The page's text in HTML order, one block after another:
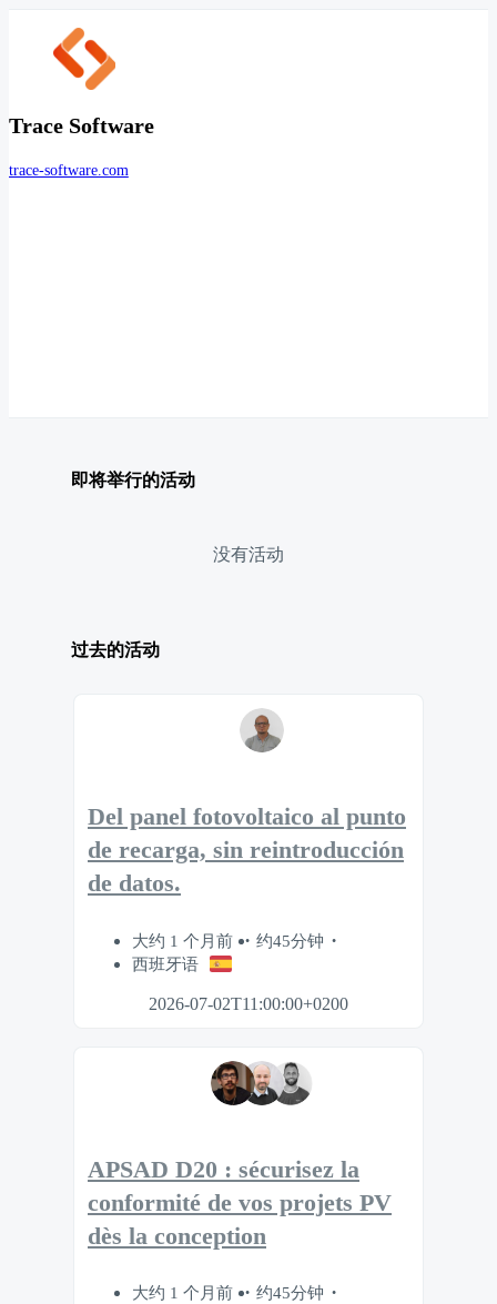
Trace Software
trace-software.com
即将举行的活动
没有活动
过去的活动
Del panel fotovoltaico al punto
de recarga, sin reintroducción
de datos.
大约 1 个月前
约45分钟
西班牙语
2026-07-02T11:00:00+0200
APSAD D20 : sécurisez la
conformité de vos projets PV
dès la conception
大约 1 个月前
约45分钟